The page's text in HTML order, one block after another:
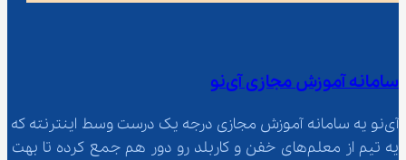
سامانه آموزش مجازی آی‌نو
آی‌نو یه سامانه آموزش مجازی درجه یک درست وسط اینترنته که
یه تیم از معلم‌‌های خفن و کاربلد رو دور هم جمع کرده تا بهت